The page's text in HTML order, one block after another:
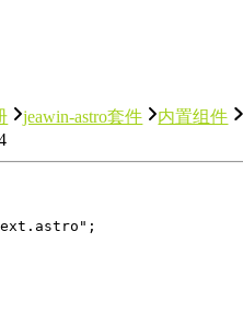
jeawin-astro套件 内置组件